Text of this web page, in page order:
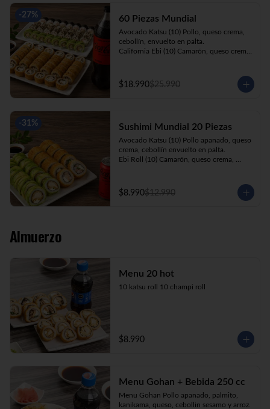
-27% 60 Piezas Mundial
Avocado Katsu (10) Pollo, queso crema,
cebollín, envuelto en palta.
California Ebi (10) Camarón, queso crema,
crema, cebollín, envuelto en sésamo.
Katsu Roll (10) Pollo apanado, queso
Kani Maki (10) Kanikama, palta, envuelto
en nori.
+ Bebida 1.5lt.
$18.990$25.990
-31% Sushimi Mundial 20 Piezas
Avocado Katsu (10) Pollo apanado, queso
crema, cebollín envuelto en palta.
Ebi Roll (10) Camarón, queso crema,
$8.990$12.990
Almuerzo
Menu 20 hot
10 katsu roll 10 champi roll
$8.990
Menu Gohan + Bebida 250 cc
Menu Gohan Pollo apanado, palmito,
kanikama, queso, cebollin sesamo y arroz.